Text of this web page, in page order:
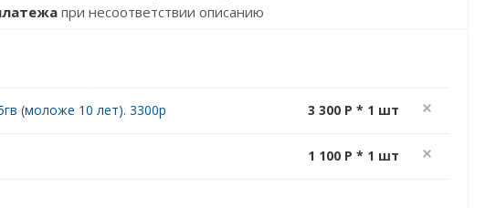
при несоответствии описанию
(моложе 10 лет). 3300р 3 300 P * 1 шт
1 100 P * 1 шт